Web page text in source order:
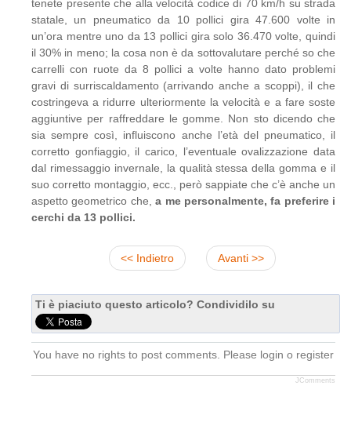
tenete presente che alla velocità codice di 70 km/h su strada
statale, un pneumatico da 10 pollici gira 47.600 volte in
un’ora mentre uno da 13 pollici gira solo 36.470 volte, quindi
il 30% in meno; la cosa non è da sottovalutare perché so che
carrelli con ruote da 8 pollici a volte hanno dato problemi
gravi di surriscaldamento (arrivando anche a scoppi), il che
costringeva a ridurre ulteriormente la velocità e a fare soste
aggiuntive per raffreddare le gomme. Non sto dicendo che
sia sempre così, influiscono anche l’età del pneumatico, il
corretto gonfiaggio, il carico, l’eventuale ovalizzazione data
dal rimessaggio invernale, la qualità stessa della gomma e il
suo corretto montaggio, ecc., però sappiate che c’è anche un
aspetto geometrico che,a me personalmente, fa preferire i
cerchi da 13 pollici.
<< Indietro Avanti >>
Ti è piaciuto questo articolo? Condividilo su
You have no rights to post comments. Please login o register
JComments